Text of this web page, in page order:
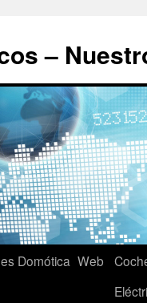
–
Domótica Web